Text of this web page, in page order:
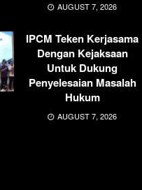
AUGUST 7, 2026
IPCM Teken Kerjasama
Dengan Kejaksaan
Untuk Dukung
Penyelesaian Masalah
Hukum
AUGUST 7, 2026